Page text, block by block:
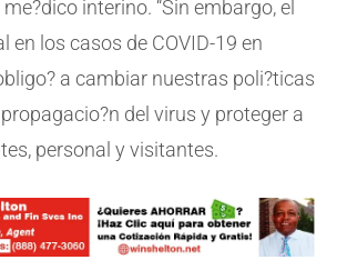
interino. “Sin embargo, el
en los casos de COVID-19 en
a cambiar nuestras poli?ticas
del virus y proteger a
personal y visitantes.